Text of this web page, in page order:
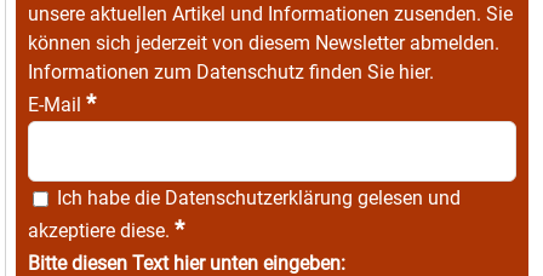
unsere aktuellen Artikel und Informationen zusenden. Sie
können sich jederzeit von diesem Newsletter abmelden.
Informationen zum Datenschutz finden Sie hier.
E-Mail *
Ich habe die Datenschutzerklärung gelesen und
akzeptiere diese. *
Bitte diesen Text hier unten eingeben: